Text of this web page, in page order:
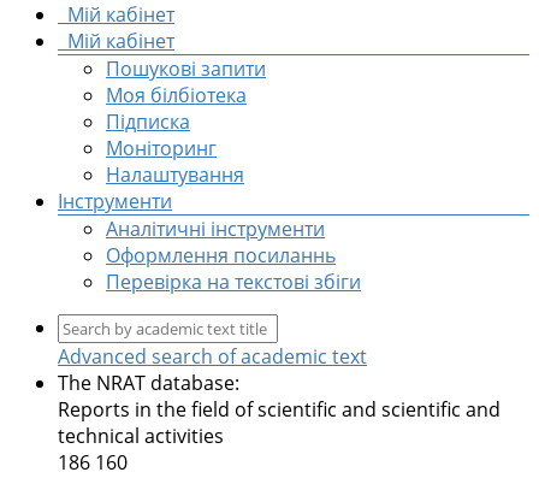
Мій кабінет
Мій кабінет
Пошукові запити
Моя білбіотека
Підписка
Моніторинг
Налаштування
Інструменти
Аналітичні інструменти
Оформлення посиланнь
Перевірка на текстові збіги
Advanced search of academic text
The NRAT database:
Reports in the field of scientific and scientific and
technical activities
186 160